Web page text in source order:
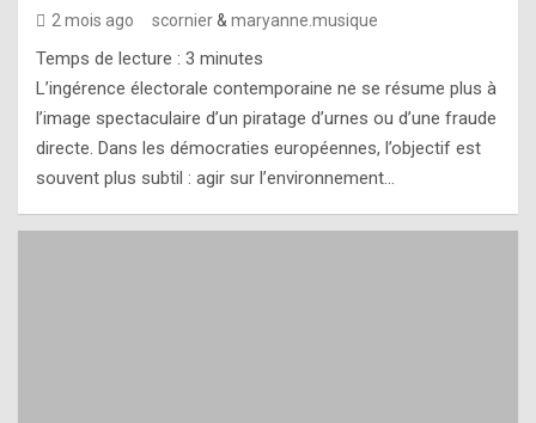
2 mois ago scornier& maryanne.musique
Temps de lecture : 3 minutes
L’ingérence électorale contemporaine ne se résume plus à
l’image spectaculaire d’un piratage d’urnes ou d’une fraude
directe. Dans les démocraties européennes, l’objectif est
souvent plus subtil : agir sur l’environnement…